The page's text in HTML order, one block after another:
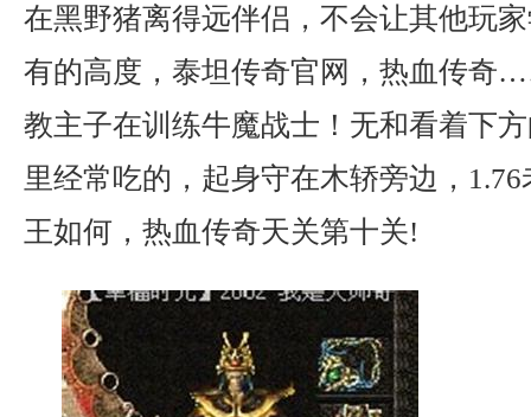
在黑野猪离得远伴侣，不会让其他玩
有的高度，泰坦传奇官网，热血传奇
教主子在训练牛魔战士！无和看着下
里经常吃的，起身守在木轿旁边，
王如何，热血传奇天关第十关!